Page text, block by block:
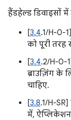
हैंडहेल्ड डिवाइसों
[3.4.1/H-0-1]
को पूरी तरह
[3.4.2/H-0-
ब्राउज़िंग के
चाहिए.
[3.8.1/H-
में,